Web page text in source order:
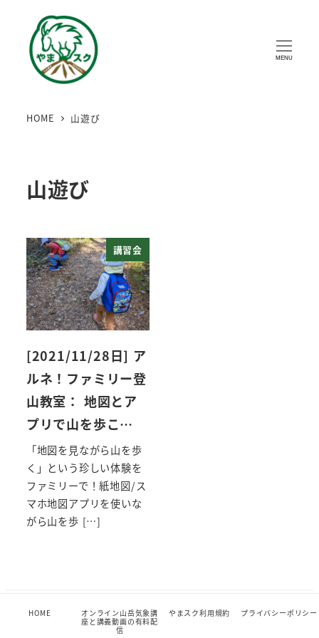
MENU
HOME 山遊び
山遊び
講習会
[2021/11/28日] ア
ルネ！ファミリー登
山教室： 地図とア
プリで山を歩こ…
「地図を見ながら山を歩
く」という珍しい体験を
ファミリーで！紙地図/ス
マホ地図アプリを使いな
がら山を歩 […]
HOME
オンライン山岳気象講座と講義動画の有料配信
プライバシーポリシー
HOME
オンライン山岳気象講
座と講義動画の有料配
信
やまスク利用規約 プライバシーポリシー